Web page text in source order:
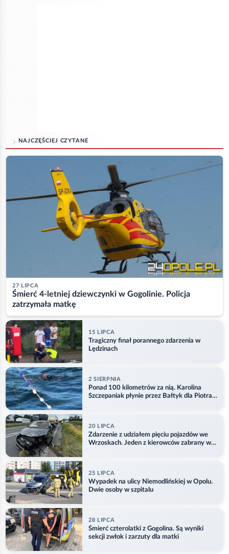
NAJCZĘŚCIEJ CZYTANE
27 LIPCA
Śmierć 4-letniej dziewczynki w Gogolinie. Policja
zatrzymała matkę
15 LIPCA
Tragiczny finał porannego zdarzenia w
Lędzinach
2 SIERPNIA
Ponad 100 kilometrów za nią. Karolina
Szczepaniak płynie przez Bałtyk dla Piotra.
20 LIPCA
Zdarzenie z udziałem pięciu pojazdów we
Wrzoskach. Jeden z kierowców zabrany w
25 LIPCA
Wypadek na ulicy Niemodlińskiej w Opolu.
Dwie osoby w szpitalu
28 LIPCA
Śmierć czterolatki z Gogolina. Są wyniki
sekcji zwłok i zarzuty dla matki